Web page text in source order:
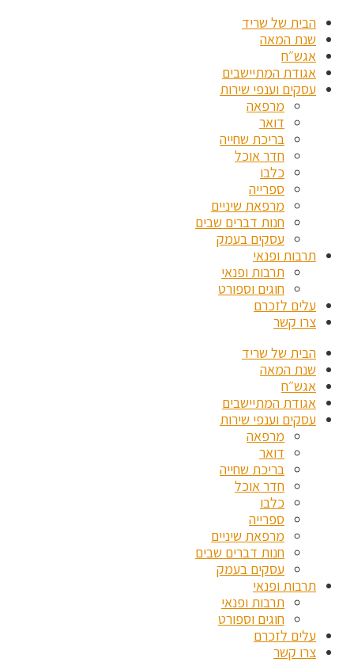
הבית של שריד
שנת המאה
אגש״ח
אגודת המתיישבים
עסקים וענפי שירות
מרפאה
דואר
בריכת שחייה
חדר אוכל
כלבו
ספרייה
מרפאת שיניים
חנות דברים שבים
עסקים בעמק
תרבות ופנאי
תרבות ופנאי
חוגים וספורט
עלים לזכרם
צרו קשר
הבית של שריד
שנת המאה
אגש״ח
אגודת המתיישבים
עסקים וענפי שירות
מרפאה
דואר
בריכת שחייה
חדר אוכל
כלבו
ספרייה
מרפאת שיניים
חנות דברים שבים
עסקים בעמק
תרבות ופנאי
תרבות ופנאי
חוגים וספורט
עלים לזכרם
צרו קשר